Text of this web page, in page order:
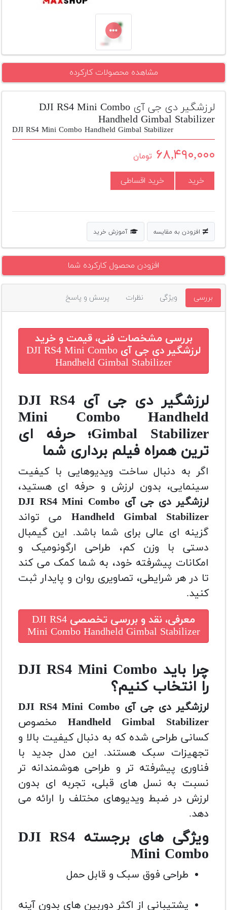
افزودن
دست
دوم
لیست
دوربین
بله
مشاهده محصولات کارکرده
لرزشگیر دی جی آی DJI RS4 Mini Combo
Handheld Gimbal Stabilizer
DJI RS4 Mini Combo Handheld Gimbal Stabilizer
۶۸,۴۹۰,۰۰۰ تومان
خرید خرید اقساطی
افزودن به مقایسه آموزش خرید
افزودن محصول کارکرده شما
بررسی ویژگی نظرات پرسش و پاسخ
بررسی مشخصات فنی، قیمت و خرید
لرزشگیر دی جی آی DJI RS4 Mini Combo
Handheld Gimbal Stabilizer
لرزشگیر دی جی آی DJI RS4
Mini Combo Handheld
Gimbal Stabilizer؛ حرفه ای
ترین همراه فیلم برداری شما
اگر به دنبال ساخت ویدیوهایی با کیفیت
سینمایی، بدون لرزش و حرفه ای هستید،
لرزشگیر دی جی آی DJI RS4 Mini Combo
Handheld Gimbal Stabilizer می تواند
گزینه ای عالی برای شما باشد. این گیمبال
دستی با وزن کم، طراحی ارگونومیک و
امکانات پیشرفته خود، به شما کمک می کند
تا در هر شرایطی، تصاویری روان و پایدار ثبت
کنید.
معرفی، نقد و بررسی تخصصی DJI RS4
Mini Combo Handheld Gimbal Stabilizer
چرا باید DJI RS4 Mini Combo
را انتخاب کنیم؟
لرزشگیر دی جی آی DJI RS4 Mini Combo
Handheld Gimbal Stabilizer مخصوص
کسانی طراحی شده که به دنبال کیفیت بالا و
تجهیزات سبک هستند. این مدل جدید با
فناوری پیشرفته تر و طراحی هوشمندانه تر
نسبت به نسل های قبلی، تجربه ای بدون
لرزش در ضبط ویدیوهای مختلف را ارائه می
دهد.
ویژگی های برجسته DJI RS4
Mini Combo
طراحی فوق سبک و قابل حمل
پشتیبانی از اکثر دوربین های بدون آینه